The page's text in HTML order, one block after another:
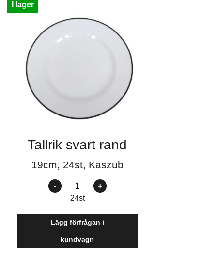
I lager
Tallrik svart rand
19cm, 24st, Kaszub
Antal
24st
Lägg förfrågan i
kundvagn